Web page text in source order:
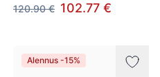
120.90 € 102.77 €
Alennus -15%